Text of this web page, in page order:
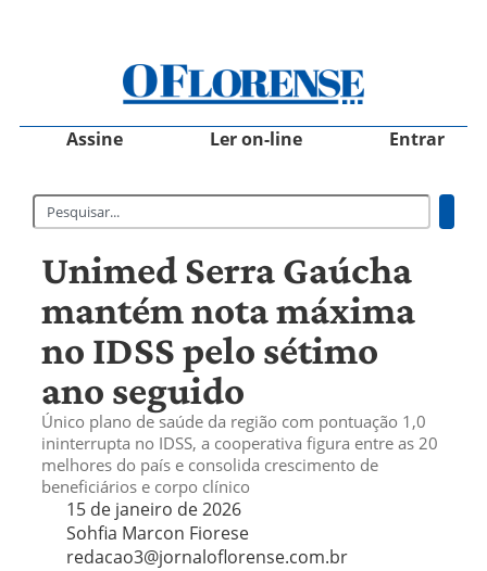
Assine Ler on-line Entrar
Unimed Serra Gaúcha
mantém nota máxima
no IDSS pelo sétimo
ano seguido
Único plano de saúde da região com pontuação 1,0
ininterrupta no IDSS, a cooperativa figura entre as 20
melhores do país e consolida crescimento de
beneficiários e corpo clínico
15 de janeiro de 2026
Sohfia Marcon Fiorese
redacao3@jornaloflorense.com.br